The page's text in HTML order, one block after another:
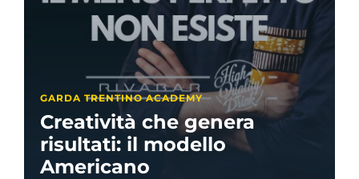
GARDA TRENTINO ACADEMY
Creatività che genera
risultati: il modello
Americano